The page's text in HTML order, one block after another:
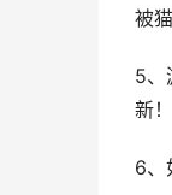
被
5、
新！
6、